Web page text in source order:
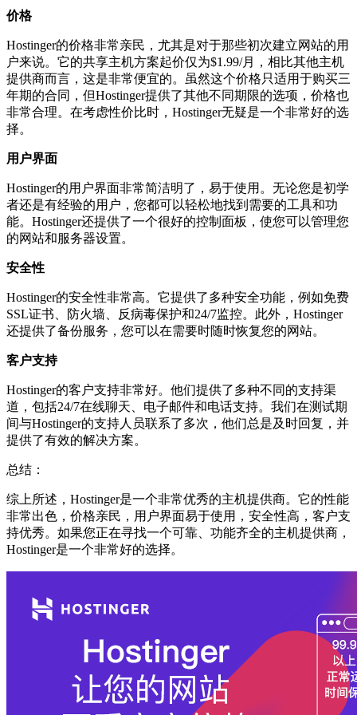
价格
Hostinger的价格非常亲民，尤其是对于那些初次建立网站的用
户来说。它的共享主机方案起价仅为$1.99/月，相比其他主机
提供商而言，这是非常便宜的。虽然这个价格只适用于购买三
年期的合同，但Hostinger提供了其他不同期限的选项，价格也
非常合理。在考虑性价比时，Hostinger无疑是一个非常好的选
择。
用户界面
Hostinger的用户界面非常简洁明了，易于使用。无论您是初学
者还是有经验的用户，您都可以轻松地找到需要的工具和功
能。Hostinger还提供了一个很好的控制面板，使您可以管理您
的网站和服务器设置。
安全性
Hostinger的安全性非常高。它提供了多种安全功能，例如免费
SSL证书、防火墙、反病毒保护和24/7监控。此外，Hostinger
还提供了备份服务，您可以在需要时随时恢复您的网站。
客户支持
Hostinger的客户支持非常好。他们提供了多种不同的支持渠
道，包括24/7在线聊天、电子邮件和电话支持。我们在测试期
间与Hostinger的支持人员联系了多次，他们总是及时回复，并
提供了有效的解决方案。
总结：
综上所述，Hostinger是一个非常优秀的主机提供商。它的性能
非常出色，价格亲民，用户界面易于使用，安全性高，客户支
持优秀。如果您正在寻找一个可靠、功能齐全的主机提供商，
Hostinger是一个非常好的选择。